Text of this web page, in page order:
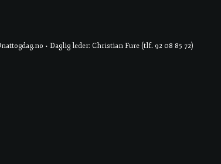
• Daglig leder: Christian Fure (tlf. 92 08 85 72)